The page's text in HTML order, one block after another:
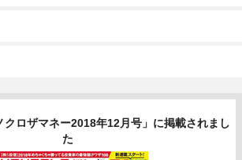
クロザマネー2018年12月号」に掲載されまし
た